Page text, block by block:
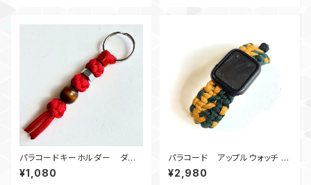
パラコードキーホルダー ダイ
ヤモンド_ウッドビーズ_Rナット_
赤
¥1,080
パラコード アップルウォッチ バ
ンド44_DoubleWide_カーキ
緑 Apple watch
¥2,980